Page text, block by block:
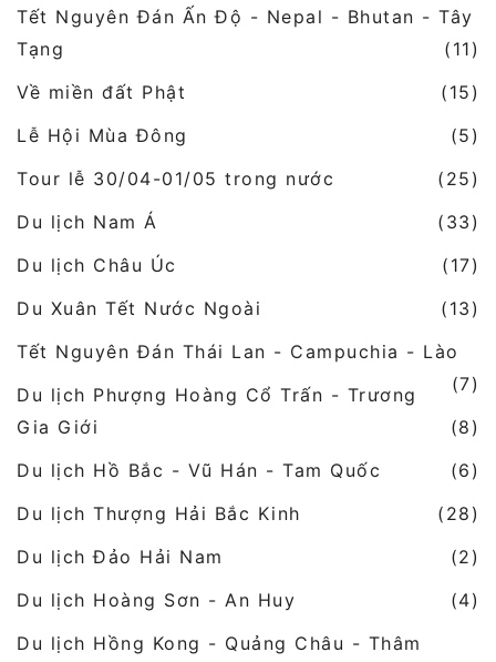
Tết Nguyên Đán Ấn Độ - Nepal - Bhutan - Tây
Tạng
(11)
Về miền đất Phật
(15)
Lễ Hội Mùa Đông
(5)
Tour lễ 30/04-01/05 trong nước
(25)
Du lịch Nam Á
(33)
Du lịch Châu Úc
(17)
Du Xuân Tết Nước Ngoài
(13)
Tết Nguyên Đán Thái Lan - Campuchia - Lào
(7)
Du lịch Phượng Hoàng Cổ Trấn - Trương
Gia Giới
(8)
Du lịch Hồ Bắc - Vũ Hán - Tam Quốc
(6)
Du lịch Thượng Hải Bắc Kinh
(28)
Du lịch Đảo Hải Nam
(2)
Du lịch Hoàng Sơn - An Huy
(4)
Du lịch Hồng Kong - Quảng Châu - Thâm